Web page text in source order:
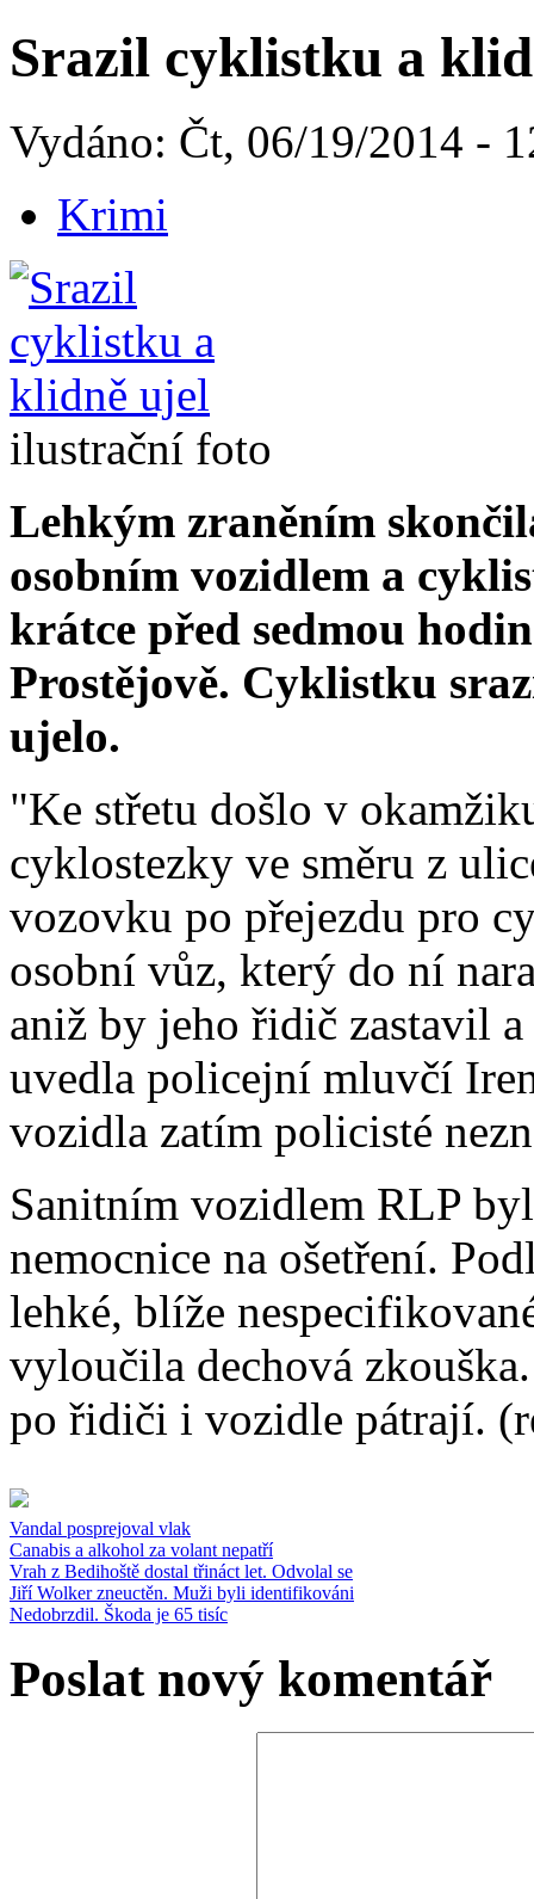
Srazil cyklistku a
Vydáno: Čt, 06/19/2014 -
Krimi
ilustrační foto
Lehkým zraněním
osobním vozidlem a
krátce před sedmou
Prostějově. Cyklistku
ujelo.
"Ke střetu došlo v
cyklostezky ve směru z
vozovku po přejezdu pro
osobní vůz, který do ní
aniž by jeho řidič zastavil
uvedla policejní mluvčí
vozidla zatím policisté
Sanitním vozidlem RLP
nemocnice na ošetření.
lehké, blíže
vyloučila dechová
po řidiči i vozidle pátrají.
Vandal posprejoval vlak
Canabis a alkohol za volant nepatří
Vrah z Bedihoště dostal třináct let. Odvolal se
Jiří Wolker zneuctěn. Muži byli identifikováni
Nedobrzdil. Škoda je 65 tisíc
Poslat nový komentář